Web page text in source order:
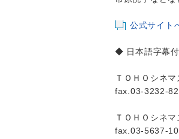
公式サイト
◆ 日本語字幕
ＴＯＨＯシネ
fax.03-3232-
ＴＯＨＯシネ
fax.03-5637-